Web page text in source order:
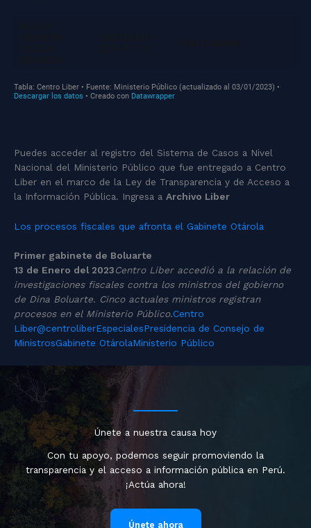
Puedes acceder al registro del Sistema de Casos a Nivel
Nacional del Ministerio Público que fue entregado a Centro
Liber en el marco de la Ley de Transparencia y de Acceso a
la Información Pública. Ingresa a Archivo Liber
Los procesos fiscales que afronta el Gabinete Otárola
Primer gabinete de Boluarte
13 de Enero del 2023Centro Liber accedió a la relación de
investigaciones fiscales contra los ministros del gobierno
de Dina Boluarte. Cinco actuales ministros registran
procesos en el Ministerio Público.Centro
Liber@centroliberEspecialesPresidencia de Consejo de
MinistrosGabinete OtárolaMinisterio Público
Únete a nuestra causa hoy
Con tu apoyo, podemos seguir promoviendo la
transparencia y el acceso a información pública en Perú.
¡Actúa ahora!
Únete ahora